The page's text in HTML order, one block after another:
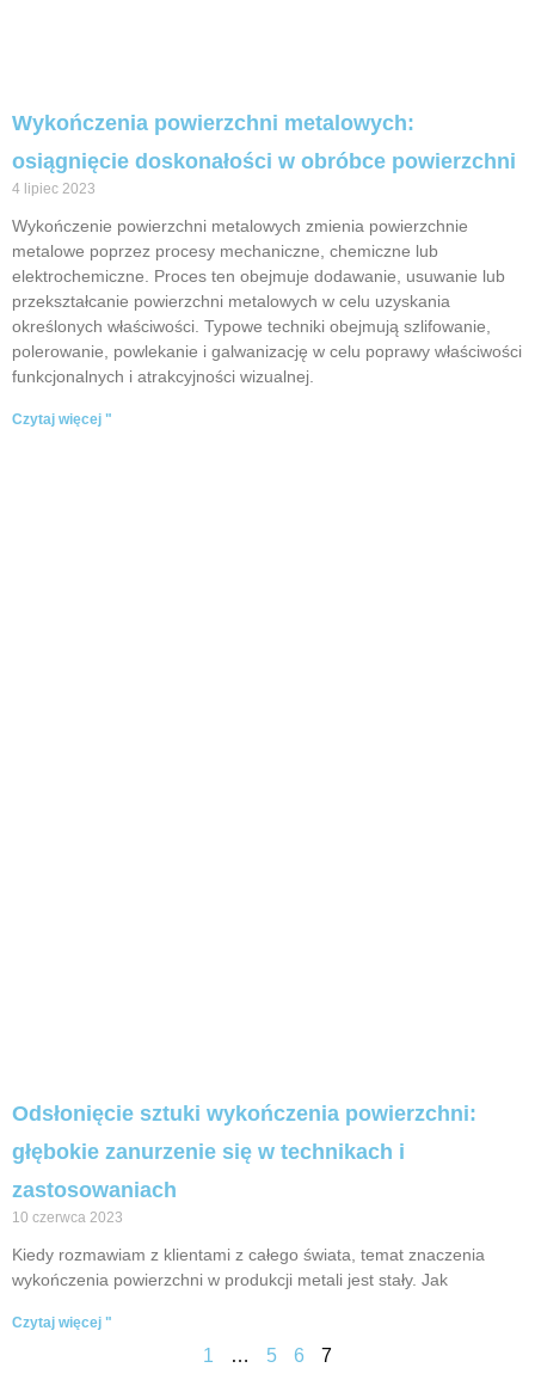
Wykończenia powierzchni metalowych:
osiągnięcie doskonałości w obróbce powierzchni
4 lipiec 2023
Wykończenie powierzchni metalowych zmienia powierzchnie
metalowe poprzez procesy mechaniczne, chemiczne lub
elektrochemiczne. Proces ten obejmuje dodawanie, usuwanie lub
przekształcanie powierzchni metalowych w celu uzyskania
określonych właściwości. Typowe techniki obejmują szlifowanie,
polerowanie, powlekanie i galwanizację w celu poprawy właściwości
funkcjonalnych i atrakcyjności wizualnej.
Czytaj więcej "
Odsłonięcie sztuki wykończenia powierzchni:
głębokie zanurzenie się w technikach i
zastosowaniach
10 czerwca 2023
Kiedy rozmawiam z klientami z całego świata, temat znaczenia
wykończenia powierzchni w produkcji metali jest stały. Jak
Czytaj więcej "
1 … 5 6 7